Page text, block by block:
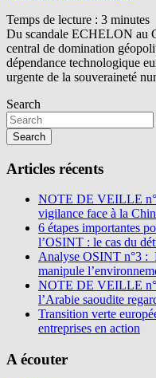
Temps de lecture : 3 minutes
Du scandale ECHELON au
central de domination
dépendance technologique
urgente de la souveraineté
Search
Search
Articles récents
NOTE DE VEILLE
vigilance face à la
6 étapes importantes
l’OSINT : le cas du
Analyse OSINT n°3 :
manipule
NOTE DE VEILLE n°
l’Arabie saoudite
Transition verte
entreprises en action
A écouter